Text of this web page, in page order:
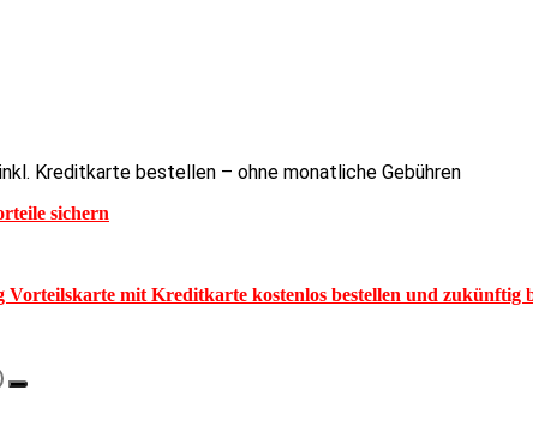
Kreditkarte bestellen – ohne monatliche Gebühren
sichern
Vorteilskarte mit Kreditkarte kostenlos bestellen und